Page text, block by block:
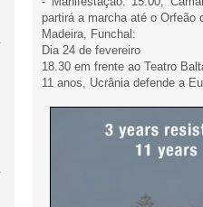
partirá a marcha até o Orfeão
Madeira, Funchal:
Dia 24 de fevereiro
18.30 em frente ao Teatro
11 anos, Ucrânia defende a